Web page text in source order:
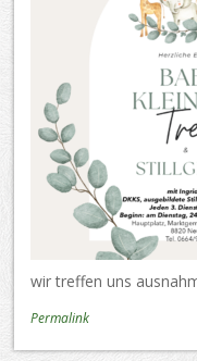
wir treffen uns
Permalink